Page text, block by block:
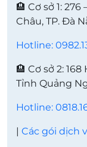
🏨 Cơ sở 1:
Châu, TP. Đà
Hotline:
🏨 Cơ sở 2:
Tỉnh Quảng
Hotline:
| Các gói dịch